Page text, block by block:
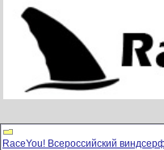
RaceYou! Всероссийский